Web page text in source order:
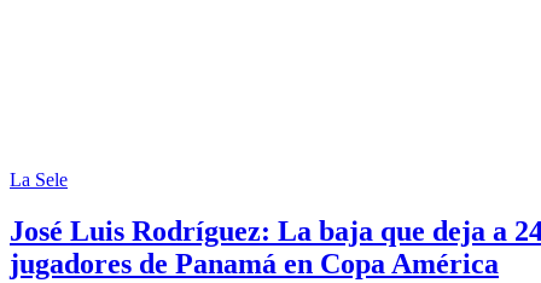
La Sele
José Luis Rodríguez: La baja que deja a
jugadores de Panamá en Copa América